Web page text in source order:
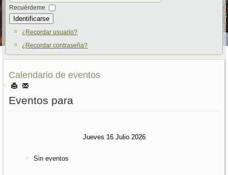
Recuérdeme
Identificarse
¿Recordar usuario?
¿Recordar contraseña?
Calendario de eventos
Eventos para
Jueves 16 Julio 2026
Sin eventos